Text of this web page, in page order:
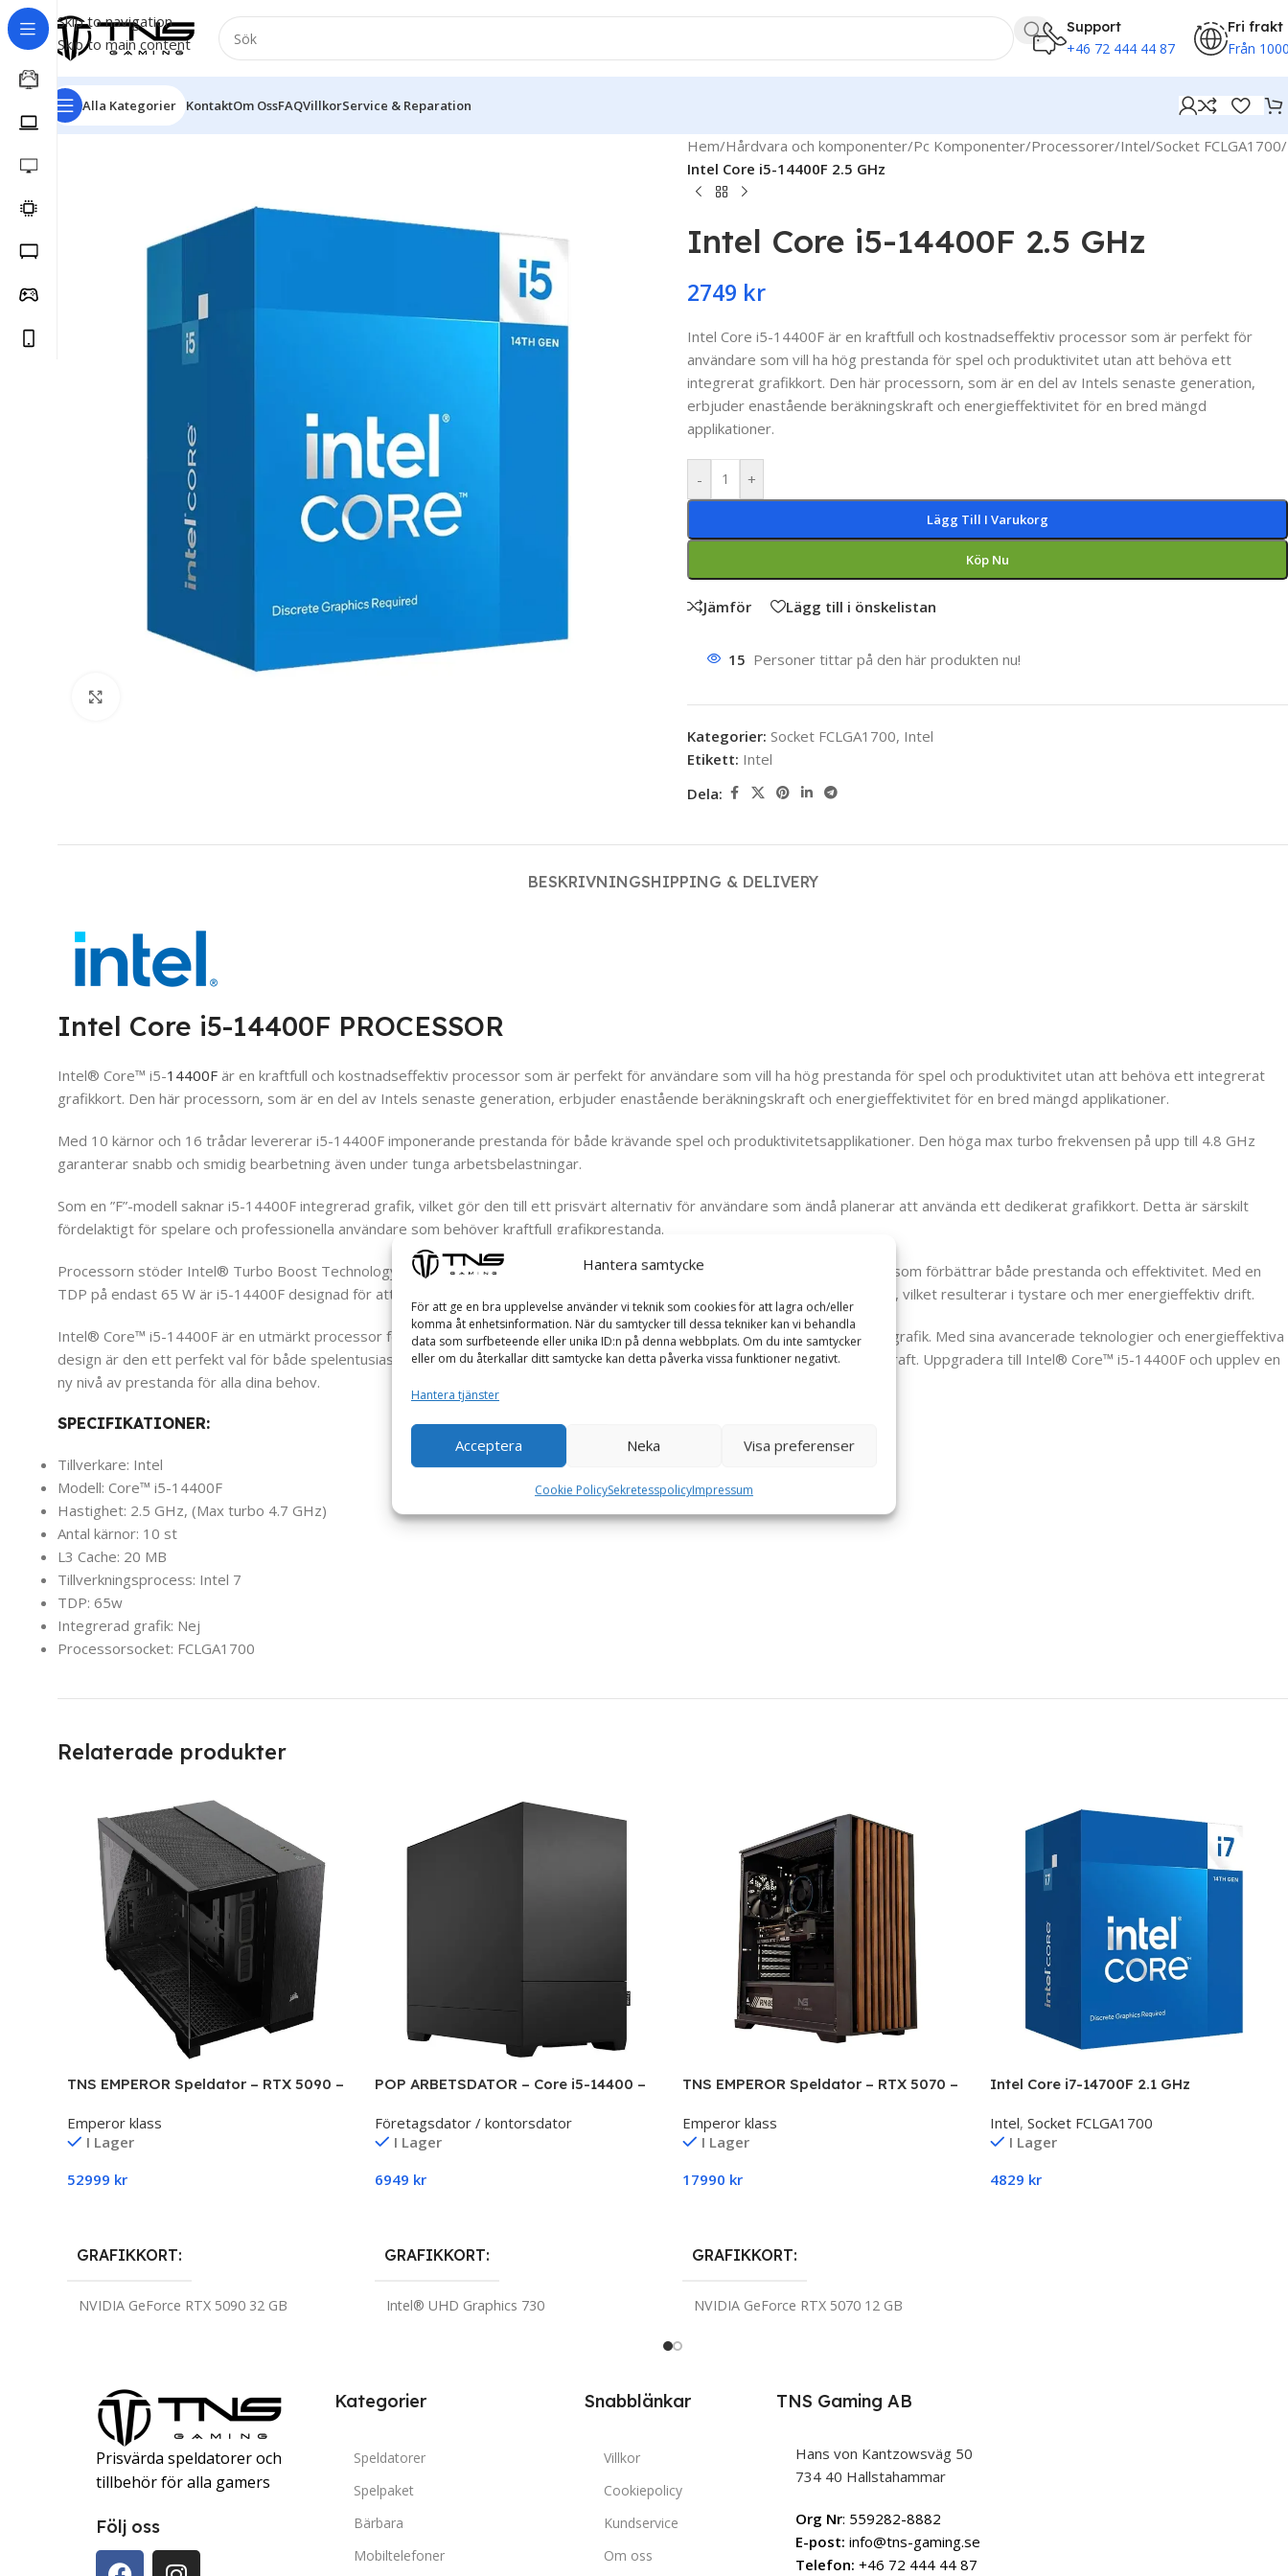
Hantera samtycke
För att ge en bra upplevelse använder vi teknik som cookies för att lagra och/eller
komma åt enhetsinformation. När du samtycker till dessa tekniker kan vi behandla
data som surfbeteende eller unika ID:n på denna webbplats. Om du inte samtycker
eller om du återkallar ditt samtycke kan detta påverka vissa funktioner negativt.
Hantera tjänster
Acceptera Neka Visa preferenser
Cookie PolicySekretesspolicyImpressum
Skip to navigation
Skip to main content
Support
+46 72 444 44 87
Fri frakt
Från
Alla Kategorier KontaktOm OssFAQVillkorService & Reparation
Hem/Hårdvara och komponenter/Pc Komponenter/Processorer/Intel/Socket FCLGA1700/
Intel Core i5-14400F 2.5 GHz
Intel Core i5-14400F 2.5 GHz
2749 kr
Intel Core i5-14400F är en kraftfull och kostnadseffektiv processor som är perfekt för
användare som vill ha hög prestanda för spel och produktivitet utan att behöva ett
integrerat grafikkort. Den här processorn, som är en del av Intels senaste generation,
erbjuder enastående beräkningskraft och energieffektivitet för en bred mängd
applikationer.
- +
Lägg Till I Varukorg
Köp Nu
Jämför Lägg till i önskelistan
15 Personer tittar på den här produkten nu!
Kategorier: Socket FCLGA1700, Intel
Etikett: Intel
Dela:
BESKRIVNINGSHIPPING & DELIVERY
Intel Core i5-14400F PROCESSOR
Intel® Core™ i5-14400F är en kraftfull och kostnadseffektiv processor som är perfekt för användare som vill ha hög prestanda för spel och produktivitet utan att behöva ett integrerat
grafikkort. Den här processorn, som är en del av Intels senaste generation, erbjuder enastående beräkningskraft och energieffektivitet för en bred mängd applikationer.
Med 10 kärnor och 16 trådar levererar i5-14400F imponerande prestanda för både krävande spel och produktivitetsapplikationer. Den höga max turbo frekvensen på upp till 4.8 GHz
garanterar snabb och smidig bearbetning även under tunga arbetsbelastningar.
Som en ”F”-modell saknar i5-14400F integrerad grafik, vilket gör den till ett prisvärt alternativ för användare som ändå planerar att använda ett dedikerat grafikkort. Detta är särskilt
fördelaktigt för spelare och professionella användare som behöver kraftfull grafikprestanda.
Processorn stöder Intel® Turbo Boost Technology 2.0, Intel® Hyper-Threading Technology och andra avancerade funktioner som förbättrar både prestanda och effektivitet. Med en
TDP på endast 65 W är i5-14400F designad för att erbjuda hög prestanda med minimal energiförbrukning och värmeutveckling, vilket resulterar i tystare och mer energieffektiv drift.
Intel® Core™ i5-14400F är en utmärkt processor för användare som vill ha hög prestanda utan att betala extra för integrerad grafik. Med sina avancerade teknologier och energieffektiva
design är den ett perfekt val för både spelentusiaster och professionella användare som söker pålitlig och kraftfull beräkningskraft. Uppgradera till Intel® Core™ i5-14400F och upplev en
ny nivå av prestanda för alla dina behov.
SPECIFIKATIONER:
Tillverkare: Intel
Modell: Core™ i5-14400F
Hastighet: 2.5 GHz, (Max turbo 4.7 GHz)
Antal kärnor: 10 st
L3 Cache: 20 MB
Tillverkningsprocess: Intel 7
TDP: 65w
Integrerad grafik: Nej
Processorsocket: FCLGA1700
Relaterade produkter
TNS EMPEROR Speldator – RTX 5090 –
Emperor klass
I Lager
52999 kr
GRAFIKKORT
NVIDIA GeForce RTX 5090 32 GB
RAM 16 GB
UTRYMME 1 TB NVMe SSD
OPERATIVSYSTEM
POP ARBETSDATOR – Core i5-14400 –
Företagsdator / kontorsdator
I Lager
6949 kr
GRAFIKKORT
Intel® UHD Graphics 730
RAM
OPERATIVSYSTEM
TNS EMPEROR Speldator – RTX 5070 –
Emperor klass
I Lager
17990 kr
GRAFIKKORT
NVIDIA GeForce RTX 5070 12 GB
1 TB NVMe SSD
OPERATIVSYSTEM
Intel Core i7-14700F 2.1 GHz
Intel, Socket FCLGA1700
I Lager
4829 kr
Prisvärda speldatorer och
tillbehör för alla gamers
Följ oss
Kategorier
Speldatorer
Spelpaket
Bärbara
Mobiltelefoner
Snabblänkar
Villkor
Cookiepolicy
Kundservice
Om oss
TNS Gaming AB
Hans von Kantzowsväg 50
734 40 Hallstahammar
Org Nr: 559282-8882
E-post: info@tns-gaming.se
Telefon: +46 72 444 44 87